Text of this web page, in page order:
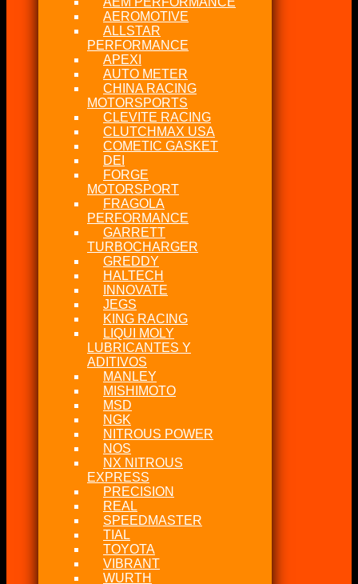
AEROMOTIVE
ALLSTAR
PERFORMANCE
APEXI
AUTO METER
CHINA RACING
MOTORSPORTS
CLEVITE RACING
CLUTCHMAX USA
COMETIC GASKET
DEI
FORGE
MOTORSPORT
FRAGOLA
PERFORMANCE
GARRETT
TURBOCHARGER
GREDDY
HALTECH
INNOVATE
JEGS
KING RACING
LIQUI MOLY
LUBRICANTES Y
ADITIVOS
MANLEY
MISHIMOTO
MSD
NGK
NITROUS POWER
NOS
NX NITROUS
EXPRESS
PRECISION
REAL
SPEEDMASTER
TIAL
TOYOTA
VIBRANT
WURTH